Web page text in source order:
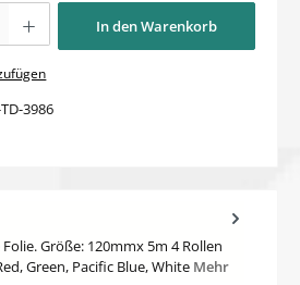
In den Warenkorb
3986
Größe: 120mmx 5m 4 Rollen
Green, Pacific Blue, White Mehr